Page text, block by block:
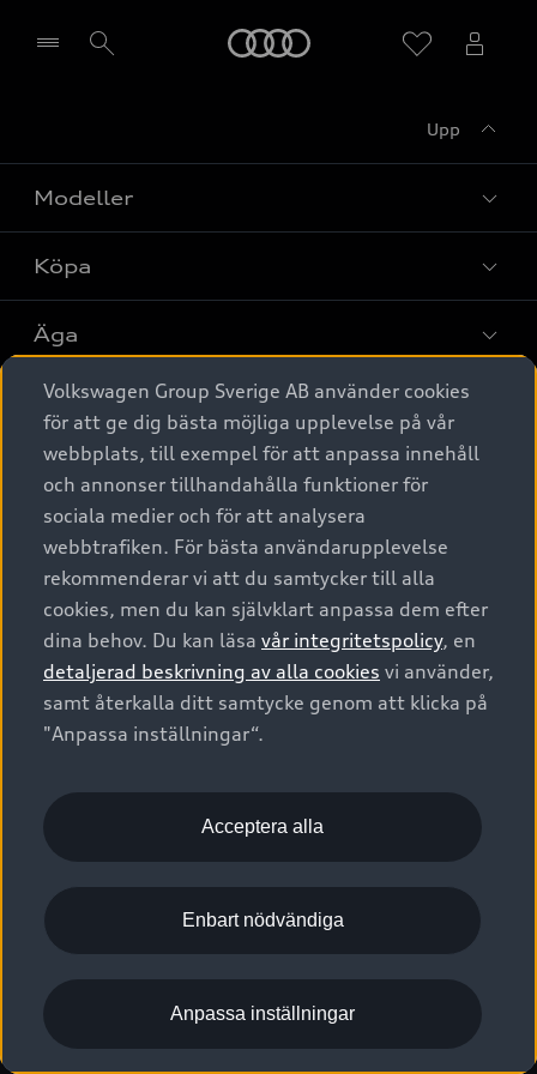
Upp
Modeller
Alla modeller
Elbilar
A6 modellerna
SUV
Avant
Audi Sport
Köpa
Privaterbjudanden
Privatleasing
Nya bilar i lager
Begagnade bilar i lager
Audi approved :plus - så gott som nya
Finansiering
Audi exclusive
Provkörning
Äga
Service & tillbehör
Audi digital services
Originaltillbehör - köp online
Garantier
Försäkring
Digitala manualer för din Audi
Audi Collection – livsstilsartiklar
Vanliga frågor
2G/3G nätet stängs ned - Hur påverkas min bil av detta?
Tjänstebil
Tjänstebil
Business lease online
Företagsleasing
Om Audi Sverige
Kontakta oss
Audi Återförsäljare/-serviceverkstad
myAudi
Pressmeddelanden
Nyhetsbrev
Vårt hållbarhetsarbete
Lediga tjänster huvudkontor
Lediga tjänster hos Audi Återförsäljare
Kommentar till mediauppgifter om dataläcka
© 2026 AUDI SVERIGE. All Rights Reserved.
Utgivare Juridiskt
Juridiskt Audi AG
Juridiskt Audi Digital Giveaway
Anpassa inställningar för cookies
Visselblåsarkanaler
Volkswagen Group Sverige AB använder cookies
för att ge dig bästa möjliga upplevelse på vår
webbplats, till exempel för att anpassa innehåll
och annonser tillhandahålla funktioner för
sociala medier och för att analysera
webbtrafiken. För bästa användarupplevelse
rekommenderar vi att du samtycker till alla
cookies, men du kan självklart anpassa dem efter
dina behov. Du kan läsa vår integritetspolicy, en
detaljerad beskrivning av alla cookies vi använder,
samt återkalla ditt samtycke genom att klicka på
"Anpassa inställningar“.
Acceptera alla
Enbart nödvändiga
Anpassa inställningar